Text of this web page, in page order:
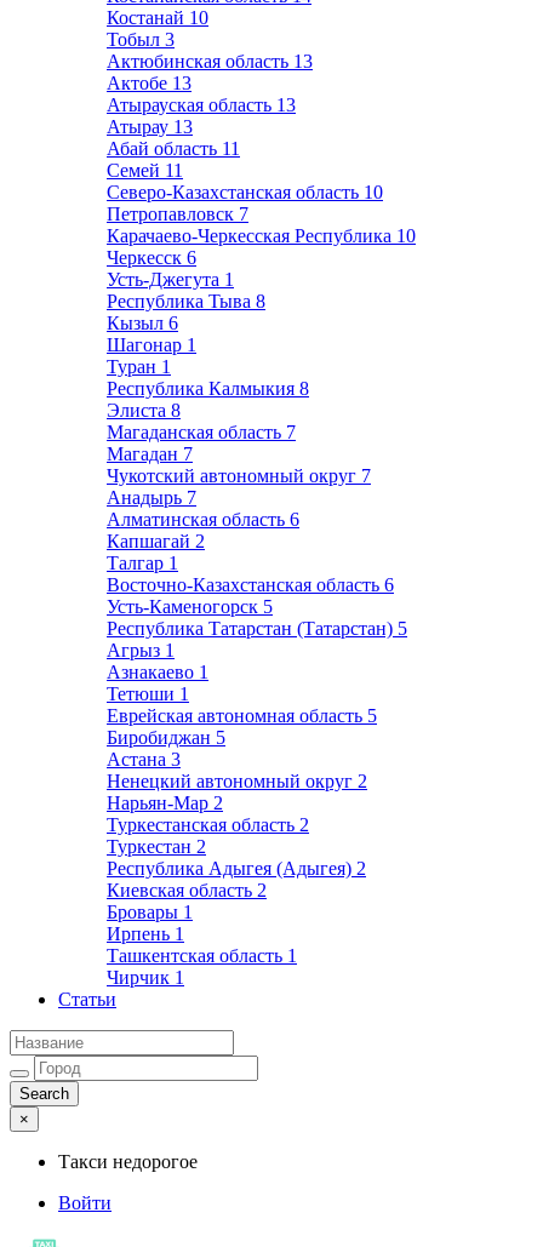
Костанай 10
Тобыл 3
Актюбинская область 13
Актобе 13
Атырауская область 13
Атырау 13
Абай область 11
Семей 11
Северо-Казахстанская область 10
Петропавловск 7
Карачаево-Черкесская Республика 10
Черкесск 6
Усть-Джегута 1
Республика Тыва 8
Кызыл 6
Шагонар 1
Туран 1
Республика Калмыкия 8
Элиста 8
Магаданская область 7
Магадан 7
Чукотский автономный округ 7
Анадырь 7
Алматинская область 6
Капшагай 2
Талгар 1
Восточно-Казахстанская область 6
Усть-Каменогорск 5
Республика Татарстан (Татарстан) 5
Агрыз 1
Азнакаево 1
Тетюши 1
Еврейская автономная область 5
Биробиджан 5
Астана 3
Ненецкий автономный округ 2
Нарьян-Мар 2
Туркестанская область 2
Туркестан 2
Республика Адыгея (Адыгея) 2
Киевская область 2
Бровары 1
Ирпень 1
Ташкентская область 1
Чирчик 1
Статьи
×
Такси недорогое
Войти